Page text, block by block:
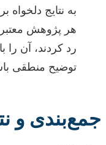
به نتایج
هر پژوهش معتبر
رد کردند، آن را
توضیح منطقی
جمع‌بندی و